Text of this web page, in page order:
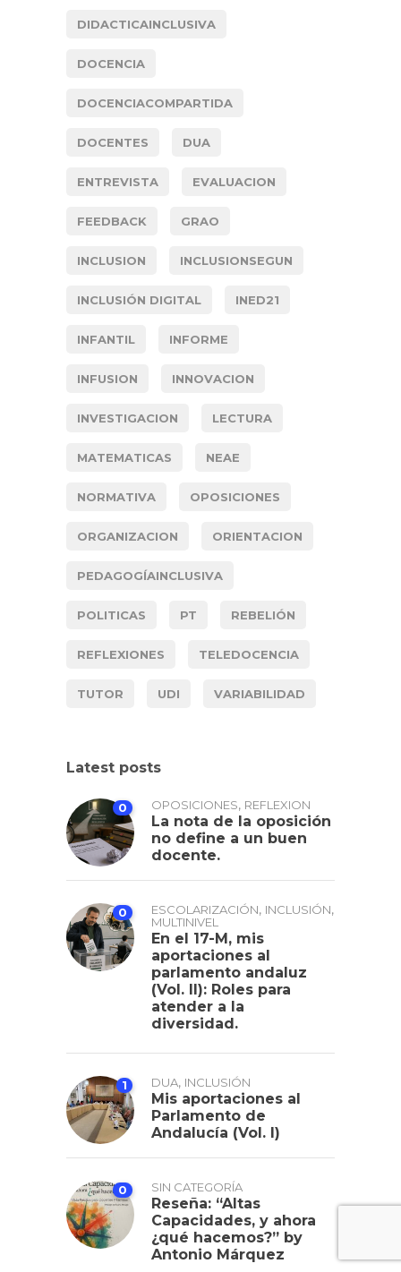
DIDACTICAINCLUSIVA
DOCENCIA
DOCENCIACOMPARTIDA
DOCENTES DUA
ENTREVISTA EVALUACION
FEEDBACK GRAO
INCLUSION INCLUSIONSEGUN
INCLUSIÓN DIGITAL INED21
INFANTIL INFORME
INFUSION INNOVACION
INVESTIGACION LECTURA
MATEMATICAS NEAE
NORMATIVA OPOSICIONES
ORGANIZACION ORIENTACION
PEDAGOGÍAINCLUSIVA
POLITICAS PT REBELIÓN
REFLEXIONES TELEDOCENCIA
TUTOR UDI VARIABILIDAD
Latest posts
0 OPOSICIONES, REFLEXION
La nota de la oposición
no define a un buen
docente.
0 ESCOLARIZACIÓN, INCLUSIÓN,
MULTINIVEL
En el 17-M, mis
aportaciones al
parlamento andaluz
(Vol. II): Roles para
atender a la
diversidad.
1 DUA, INCLUSIÓN
Mis aportaciones al
Parlamento de
Andalucía (Vol. I)
0 SIN CATEGORÍA
Reseña: “Altas
Capacidades, y ahora
¿qué hacemos?” by
Antonio Márquez